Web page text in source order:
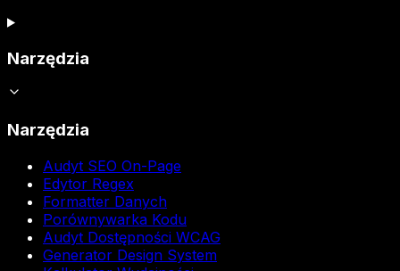
Narzędzia
Narzędzia
Audyt SEO On-Page
Edytor Regex
Formatter Danych
Porównywarka Kodu
Audyt Dostępności WCAG
Generator Design System